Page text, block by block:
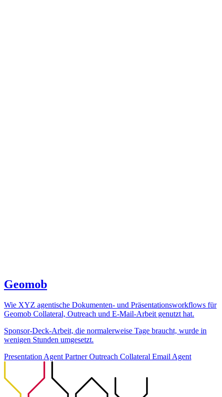
Geomob
Wie XYZ agentische Dokumenten- und Präsentationsworkflows für
Geomob Collateral, Outreach und E-Mail-Arbeit genutzt hat.
Sponsor-Deck-Arbeit, die normalerweise Tage braucht, wurde in
wenigen Stunden umgesetzt.
Presentation Agent Partner Outreach Collateral Email Agent